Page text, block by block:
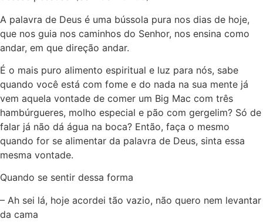
A palavra de Deus é uma bússola pura nos dias de hoje,
que nos guia nos caminhos do Senhor, nos ensina como
andar, em que direção andar.
É o mais puro alimento espiritual e luz para nós, sabe
quando você está com fome e do nada na sua mente já
vem aquela vontade de comer um Big Mac com três
hambúrgueres, molho especial e pão com gergelim? Só de
falar já não dá água na boca? Então, faça o mesmo
quando for se alimentar da palavra de Deus, sinta essa
mesma vontade.
Quando se sentir dessa forma
– Ah sei lá, hoje acordei tão vazio, não quero nem levantar
da cama